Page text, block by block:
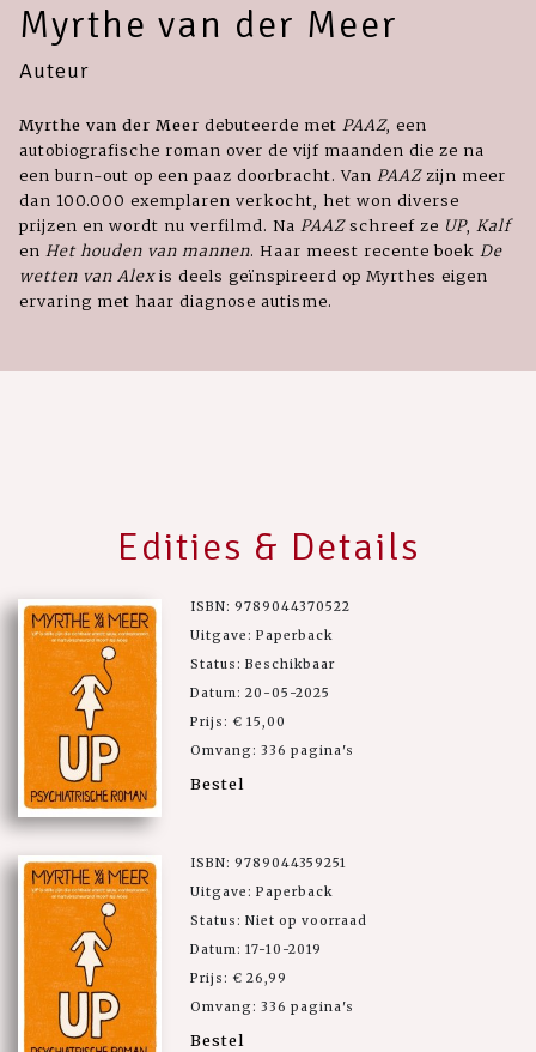
Myrthe van der Meer
Auteur
Myrthe van der Meer debuteerde met PAAZ, een
autobiografische roman over de vijf maanden die ze na
een burn-out op een paaz doorbracht. Van PAAZzijn meer
dan 100.000 exemplaren verkocht, het won diverse
prijzen en wordt nu verfilmd. Na PAAZschreef ze UP, Kalf
en Het houden van mannen. Haar meest recente boek De
wetten van Alexis deels geïnspireerd op Myrthes eigen
ervaring met haar diagnose autisme.
Edities & Details
ISBN: 9789044370522
Uitgave: Paperback
Status: Beschikbaar
Datum: 20-05-2025
Prijs: € 15,00
Omvang: 336 pagina's
Bestel
ISBN: 9789044359251
Uitgave: Paperback
Status: Niet op voorraad
Datum: 17-10-2019
Prijs: € 26,99
Omvang: 336 pagina's
Bestel